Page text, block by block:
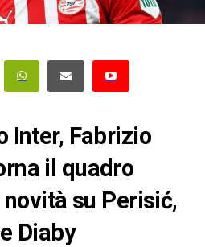
Inter, Fabrizio
il quadro
su Perisić,
Diaby